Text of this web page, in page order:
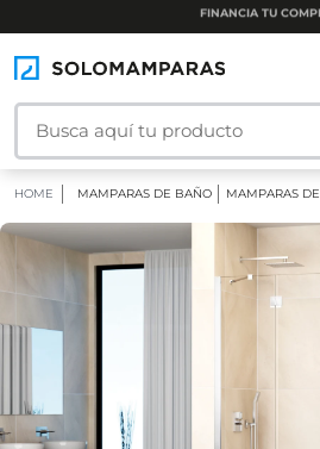
INSTALAMOS TU
HOME MAMPARAS DE BAÑO MAMPARAS